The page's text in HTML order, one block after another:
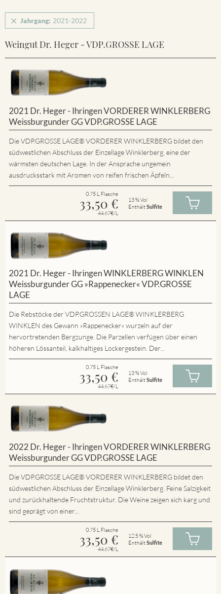
Jahrgang: 2021-2022
Weingut Dr. Heger - VDP.GROSSE LAGE
2021 Dr. Heger - Ihringen VORDERER WINKLERBERG
Weissburgunder GG VDP.GROSSE LAGE
Die VDP.GROSSE LAGE® VORDERER WINKLERBERG bildet den
südwestlichen Abschluss der Einzellage Winklerberg, eine der
wärmsten deutschen Lage. In der Ansprache ungemein
ausdrucksstark mit Aromen von reifen frischen Äpfeln...
0.75 L Flasche
33,50 €
44.67€/L
13 % Vol
EnthältSulfite
2021 Dr. Heger - Ihringen WINKLERBERG WINKLEN
Weissburgunder GG »Rappenecker« VDP.GROSSE
LAGE
Die Rebstöcke der VDP.GROSSEN LAGE® WINKLERBERG
WINKLEN des Gewann »Rappenecker« wurzeln auf der
hervortretenden Bergzunge. Die Parzellen verfügen über einen
höheren Lössanteil, kalkhaltiges Lockergestein. Der...
0.75 L Flasche
33,50 €
44.67€/L
13 % Vol
EnthältSulfite
2022 Dr. Heger - Ihringen VORDERER WINKLERBERG
Weissburgunder GG VDP.GROSSE LAGE
Die VDP.GROSSE LAGE® VORDERER WINKLERBERG bildet den
südwestlichen Abschluss der Einzellage Winklerberg. Feine Salzigkeit
und zurückhaltende Fruchtstruktur. Die Weine zeigen sich karg und
sind geprägt von einer...
0.75 L Flasche
33,50 €
44.67€/L
12.5 % Vol
EnthältSulfite